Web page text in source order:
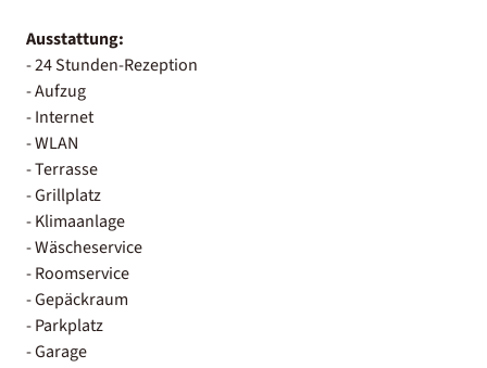
Ausstattung:
- 24 Stunden-Rezeption
- Aufzug
- Internet
- WLAN
- Terrasse
- Grillplatz
- Klimaanlage
- Wäscheservice
- Roomservice
- Gepäckraum
- Parkplatz
- Garage